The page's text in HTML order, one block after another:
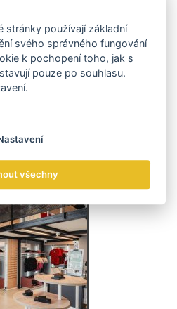
proměnou, jedním z trendů je
hybridních prodejen 24/7, které
„Budoucnost obchodu vidíme
a emocí. Prodejny se budou dál
k samoobslužným a hybridním
nabídnou maximální pohodlí,“
samoobslužný Fanbutik AC Sparta
stránky používají základní
svého správného fungování
k pochopení toho, jak s
pouze po souhlasu.
všechny